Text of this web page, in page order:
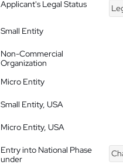
Applicant's Legal Status
Small Entity
Non-Commercial
Organization
Micro Entity
Small Entity, USA
Micro Entity, USA
Entry into National Phase
under